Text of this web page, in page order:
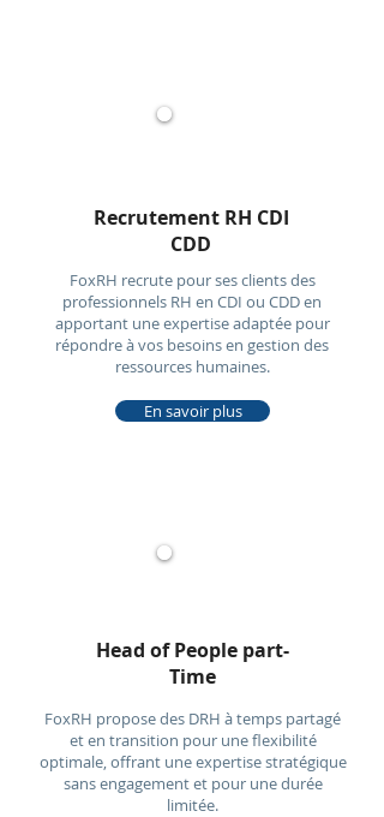
Recrutement RH CDI
CDD
FoxRH recrute pour ses clients des
professionnels RH en CDI ou CDD en
apportant une expertise adaptée pour
répondre à vos besoins en gestion des
ressources humaines.
En savoir plus
Head of People part-
Time
FoxRH propose des DRH à temps partagé
et en transition pour une flexibilité
optimale, offrant une expertise stratégique
sans engagement et pour une durée
limitée.